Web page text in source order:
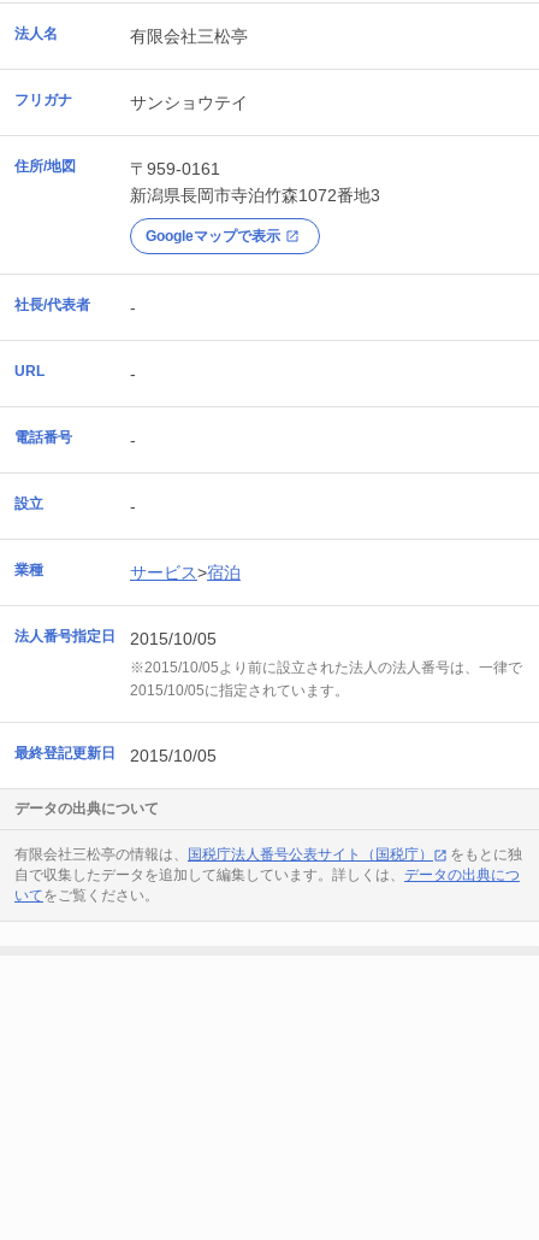
法人名 有限会社三松亭
フリガナ サンショウテイ
住所/地図
〒959-0161
新潟県長岡市寺泊竹森1072番地3
Googleマップで表示
社長/代表者 -
URL -
電話番号 -
設立 -
業種 サービス>宿泊
法人番号指定日 2015/10/05
※2015/10/05より前に設立された法人の法人番号は、一律で
2015/10/05に指定されています。
最終登記更新日 2015/10/05
データの出典について
有限会社三松亭の情報は、 国税庁法人番号公表サイト（国税庁）
をもとに独
自で収集したデータを追加して編集しています。詳しくは、 データの出典につ
いてをご覧ください。